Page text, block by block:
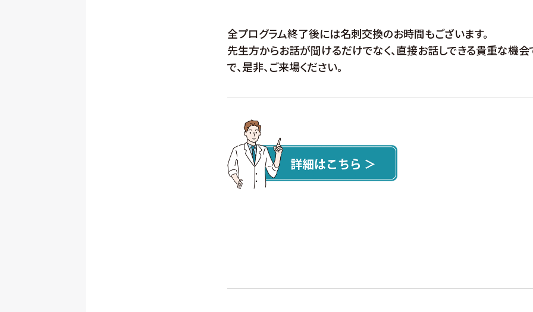
全プログラム終了後には名刺交換のお時間もございます。
先生方からお話が聞けるだけでなく、直接お話しできる貴重な機会
で、是非、ご来場ください。